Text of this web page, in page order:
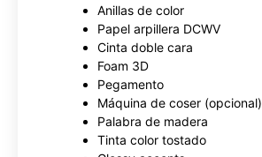
Anillas de color
Papel arpillera DCWV
Cinta doble cara
Foam 3D
Pegamento
Máquina de coser (opcional)
Palabra de madera
Tinta color tostado